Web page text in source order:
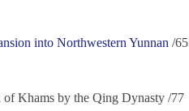
into Northwestern Yunnan /65
Khams by the Qing Dynasty /77